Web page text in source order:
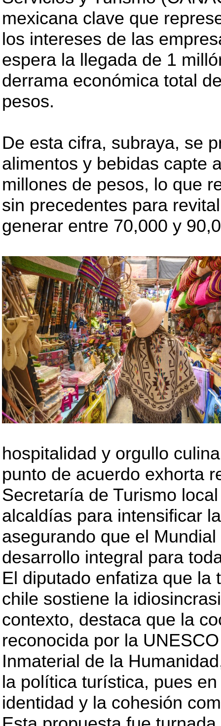
mexicana clave que
los intereses de las
espera la llegada de 1
derrama económica total
pesos.
De esta cifra, subraya, se
alimentos y bebidas capte
millones de pesos, lo que
sin precedentes para
generar entre 70,000 y
hospitalidad y orgullo
punto de acuerdo exhorta
Secretaría de Turismo
alcaldías para intensificar
asegurando que el
desarrollo integral para
El diputado enfatiza que
chile sostiene la
contexto, destaca que la
reconocida por la
Inmaterial de la
la política turística, pues
identidad y la cohesión